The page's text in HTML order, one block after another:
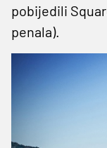
pobijedili
penala).